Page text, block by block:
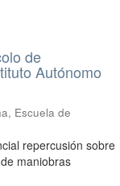
de
Autónomo
Escuela de
repercusión sobre
maniobras